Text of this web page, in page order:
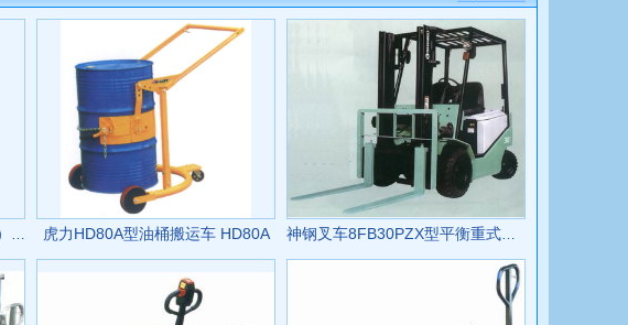
虎力FX1025型全自动（平衡式）堆高机 FX1025 虎力HD80A型油桶搬运车 HD80A 神钢叉车8FB30PZX型平衡重式电瓶叉车 8FB30PZX